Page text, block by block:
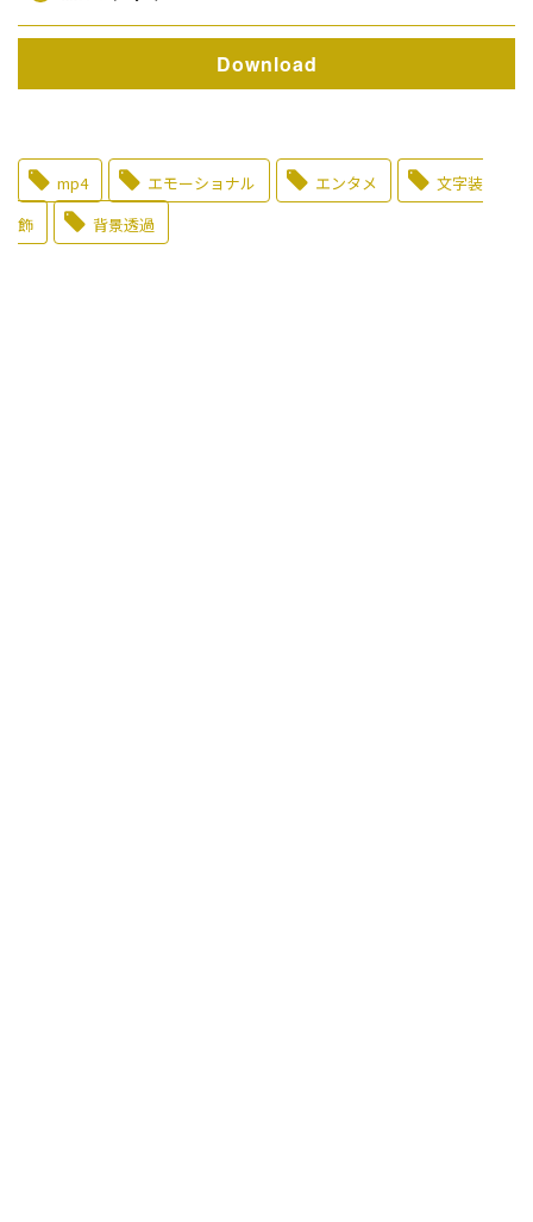
Download
mp4 エモーショナル エンタメ
文字装
飾
背景透過